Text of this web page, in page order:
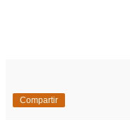
Compartir